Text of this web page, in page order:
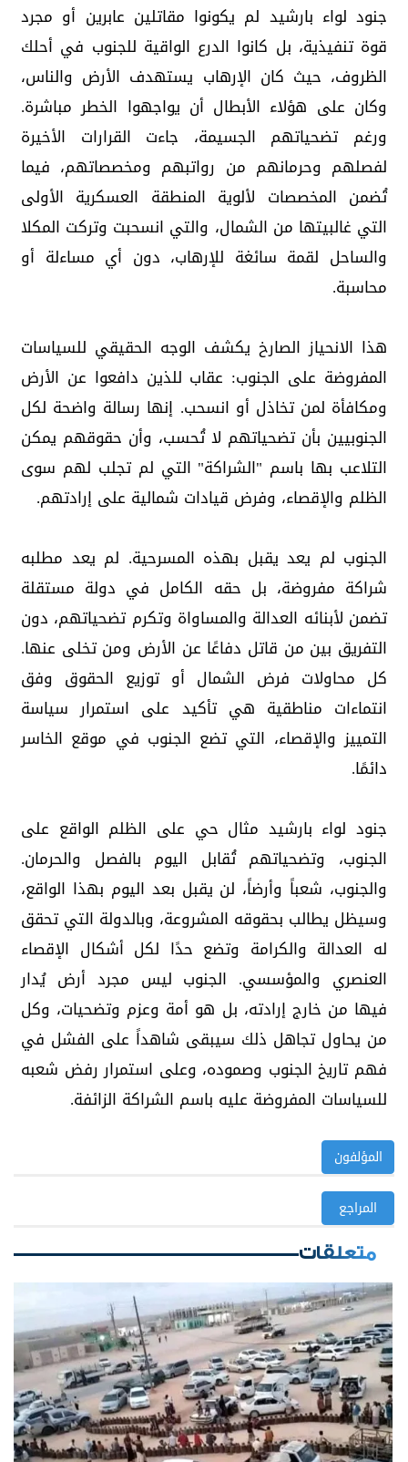
جنود لواء بارشيد لم يكونوا مقاتلين عابرين أو مجرد
قوة تنفيذية، بل كانوا الدرع الواقية للجنوب في أحلك
الظروف، حيث كان الإرهاب يستهدف الأرض والناس،
وكان على هؤلاء الأبطال أن يواجهوا الخطر مباشرة.
ورغم تضحياتهم الجسيمة، جاءت القرارات الأخيرة
لفصلهم وحرمانهم من رواتبهم ومخصصاتهم، فيما
تُضمن المخصصات لألوية المنطقة العسكرية الأولى
التي غالبيتها من الشمال، والتي انسحبت وتركت المكلا
والساحل لقمة سائغة للإرهاب، دون أي مساءلة أو
محاسبة.
هذا الانحياز الصارخ يكشف الوجه الحقيقي للسياسات
المفروضة على الجنوب: عقاب للذين دافعوا عن الأرض
ومكافأة لمن تخاذل أو انسحب. إنها رسالة واضحة لكل
الجنوبيين بأن تضحياتهم لا تُحسب، وأن حقوقهم يمكن
التلاعب بها باسم "الشراكة" التي لم تجلب لهم سوى
الظلم والإقصاء، وفرض قيادات شمالية على إرادتهم.
الجنوب لم يعد يقبل بهذه المسرحية. لم يعد مطلبه
شراكة مفروضة، بل حقه الكامل في دولة مستقلة
تضمن لأبنائه العدالة والمساواة وتكرم تضحياتهم، دون
التفريق بين من قاتل دفاعًا عن الأرض ومن تخلى عنها.
كل محاولات فرض الشمال أو توزيع الحقوق وفق
انتماءات مناطقية هي تأكيد على استمرار سياسة
التمييز والإقصاء، التي تضع الجنوب في موقع الخاسر
دائمًا.
جنود لواء بارشيد مثال حي على الظلم الواقع على
الجنوب، وتضحياتهم تُقابل اليوم بالفصل والحرمان.
والجنوب، شعباً وأرضاً، لن يقبل بعد اليوم بهذا الواقع،
وسيظل يطالب بحقوقه المشروعة، وبالدولة التي تحقق
له العدالة والكرامة وتضع حدًا لكل أشكال الإقصاء
العنصري والمؤسسي. الجنوب ليس مجرد أرض يُدار
فيها من خارج إرادته، بل هو أمة وعزم وتضحيات، وكل
من يحاول تجاهل ذلك سيبقى شاهداً على الفشل في
فهم تاريخ الجنوب وصموده، وعلى استمرار رفض شعبه
للسياسات المفروضة عليه باسم الشراكة الزائفة.
المؤلفون
المراجع
متعلقات